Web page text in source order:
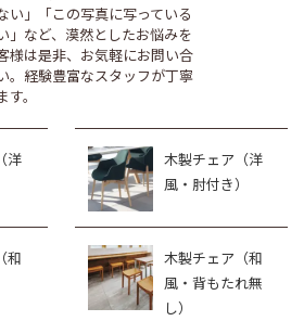
い」「この写真に写っている
」など、漠然としたお悩みを
様は是非、お気軽にお問い合
。経験豊富なスタッフが丁寧
。
洋
木製チェア（洋
風・肘付き）
和
木製チェア（和
風・背もたれ無
し）